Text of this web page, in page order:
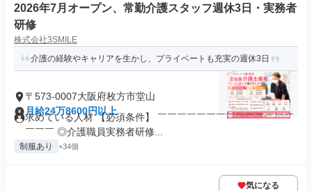
2026年7月オープン、常勤介護スタッフ週休3日・実務者
研修
株式会社3SMILE
介護の経験やキャリアを生かし、プライベートも充実の週休3日
〒573-0007大阪府枚方市堂山
月給24万8600円以上
求めている人材 【必須条件】 ￣￣￣￣￣￣￣￣￣￣￣￣￣￣
￣￣￣ ◎介護職員実務者研修...
制服あり +34個
気になる